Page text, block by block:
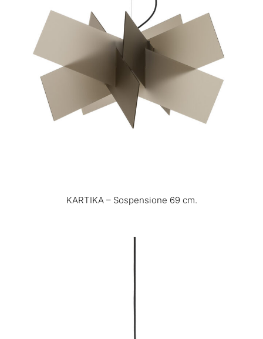
KARTIKA – Sospensione 69 cm.